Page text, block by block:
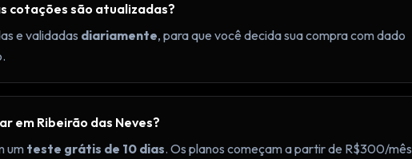
cotações são atualizadas?
e validadas diariamente, para que você decida sua compra com dado
em Ribeirão das Neves?
um teste grátis de 10 dias. Os planos começam a partir de R$300/mês